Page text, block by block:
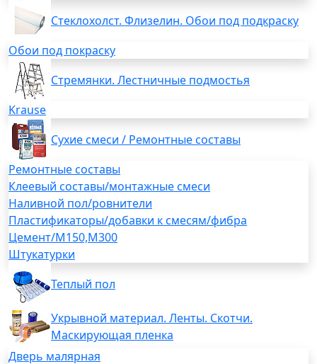
Стеклохолст. Флизелин. Обои под подкраску
Обои под покраску
Стремянки. Лестничные подмостья
Krause
Сухие смеси / Ремонтные составы
Ремонтные составы
Клеевый составы/монтажные смеси
Наливной пол/ровнители
Пластификаторы/добавки к смесям/фибра
Цемент/М150,М300
Штукатурки
Теплый пол
Укрывной материал. Ленты. Скотчи.
Маскирующая пленка
Дверь малярная